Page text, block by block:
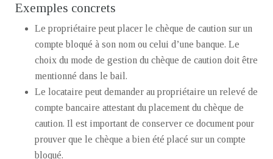
Exemples concrets
Le propriétaire peut placer le chèque de caution sur un
compte bloqué à son nom ou celui d’une banque. Le
choix du mode de gestion du chèque de caution doit être
mentionné dans le bail.
Le locataire peut demander au propriétaire un relevé de
compte bancaire attestant du placement du chèque de
caution. Il est important de conserver ce document pour
prouver que le chèque a bien été placé sur un compte
bloqué.